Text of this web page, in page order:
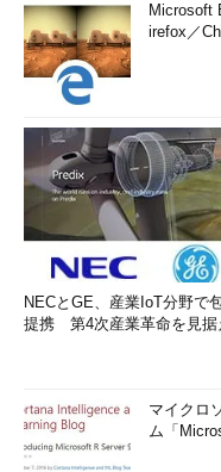
Microsoft
irefox／
NECとGE、産業IoT分野で
提携 第4次産業革命を見据
マイクロ
ム「